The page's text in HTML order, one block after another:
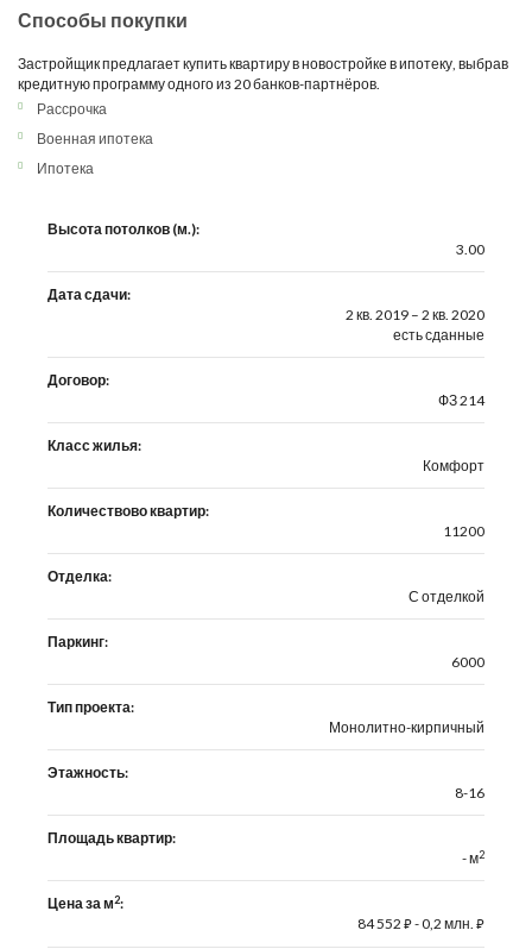
Способы покупки
Застройщик предлагает купить квартиру в новостройке в ипотеку, выбрав
кредитную программу одного из 20 банков-партнёров.
Рассрочка
Военная ипотека
Ипотека
Высота потолков (м.):
3.00
Дата сдачи:
2 кв. 2019 – 2 кв. 2020
есть сданные
Договор:
ФЗ 214
Класс жилья:
Комфорт
Количествово квартир:
11200
Отделка:
С отделкой
Паркинг:
6000
Тип проекта:
Монолитно-кирпичный
Этажность:
8-16
Площадь квартир:
- м2
Цена за м2:
84 552 ⃏- 0,2 млн. ⃏